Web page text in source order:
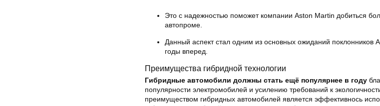
Это с надежностью поможет компании Aston Martin добиться
автопроме.
Данный аспект стал одним из основных ожиданий поклонников
годы вперед.
Преимущества гибридной технологии
Гибридные автомобили должны стать ещё популярнее в году
популярности электромобилей и усилению требований к
преимуществом гибридных автомобилей является эффективнось